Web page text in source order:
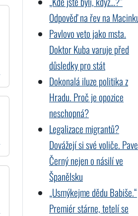
Odpověď na řev na
Pavlovo veto jako msta.
Doktor Kuba varuje před
důsledky pro stát
Dokonalá iluze politika z
Hradu. Proč je opozice
neschopná?
Legalizace migrantů?
Dovážejí si své voliče.
Černý nejen o násilí ve
Španělsku
„Usmýkejme dědu Babiše.“
Premiér stárne, tetelí se